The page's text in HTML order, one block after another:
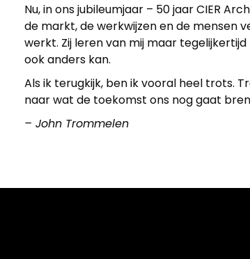
k
e
n
n
Nu, in ons jubileumjaar – 50 jaar CIER
de markt, de werkwijzen en de mensen
werkt. Zij leren van mij maar
ook anders kan.
Als ik terugkijk, ben ik vooral heel trots.
naar wat de toekomst ons nog gaat
– John Trommelen